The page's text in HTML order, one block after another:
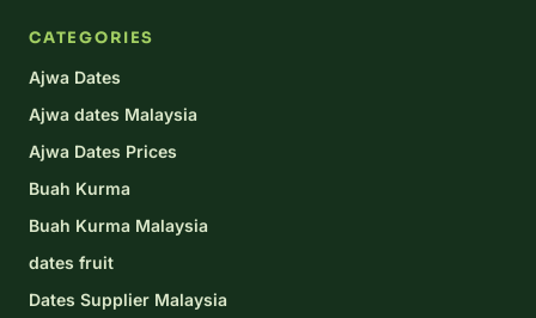
CATEGORIES
Ajwa Dates
Ajwa dates Malaysia
Ajwa Dates Prices
Buah Kurma
Buah Kurma Malaysia
dates fruit
Dates Supplier Malaysia